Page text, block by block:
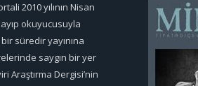
2010 yılının Nisan
okuyucusuyla
süredir yayınına
saygın bir yer
Araştırma Dergisi’nin